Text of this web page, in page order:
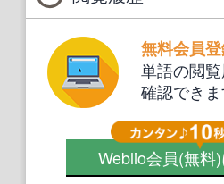
無料会員
単語の閲
確認できま
Weblio会員(無料)